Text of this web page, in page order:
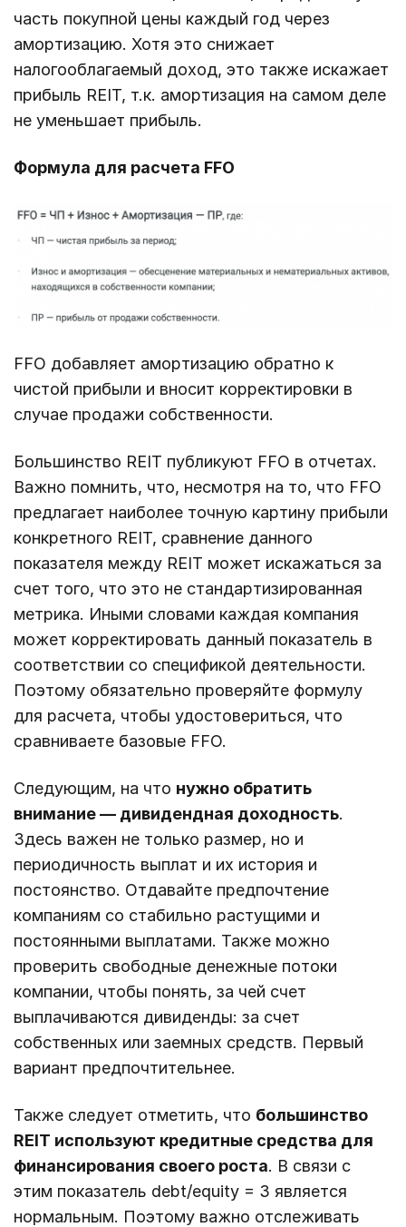
часть покупной цены каждый год через
амортизацию. Хотя это снижает
налогооблагаемый доход, это также искажает
прибыль REIT, т.к. амортизация на самом деле
не уменьшает прибыль.
Формула для расчета FFO
FFO добавляет амортизацию обратно к
чистой прибыли и вносит корректировки в
случае продажи собственности.
Большинство REIT публикуют FFO в отчетах.
Важно помнить, что, несмотря на то, что FFO
предлагает наиболее точную картину прибыли
конкретного REIT, сравнение данного
показателя между REIT может искажаться за
счет того, что это не стандартизированная
метрика. Иными словами каждая компания
может корректировать данный показатель в
соответствии со спецификой деятельности.
Поэтому обязательно проверяйте формулу
для расчета, чтобы удостовериться, что
сравниваете базовые FFO.
Следующим, на что нужно обратить
внимание — дивидендная доходность.
Здесь важен не только размер, но и
периодичность выплат и их история и
постоянство. Отдавайте предпочтение
компаниям со стабильно растущими и
постоянными выплатами. Также можно
проверить свободные денежные потоки
компании, чтобы понять, за чей счет
выплачиваются дивиденды: за счет
собственных или заемных средств. Первый
вариант предпочтительнее.
Также следует отметить, что большинство
REIT используют кредитные средства для
финансирования своего роста. В связи с
этим показатель debt/equity = 3 является
нормальным. Поэтому важно отслеживать